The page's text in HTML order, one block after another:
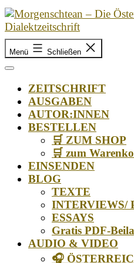
Zum
Inhalt
springen
Morgenschtean
Die
Dialektzeitschrift
Menü Schließen
ZEITSCHRIFT
AUSGABEN
AUTOR:INNEN
BESTELLEN
🛒 ZUM SHOP
🛒 zum
EINSENDEN
BLOG
TEXTE
INTERVIEWS/
ESSAYS
Gratis PDF-
AUDIO & VIDEO
🎧